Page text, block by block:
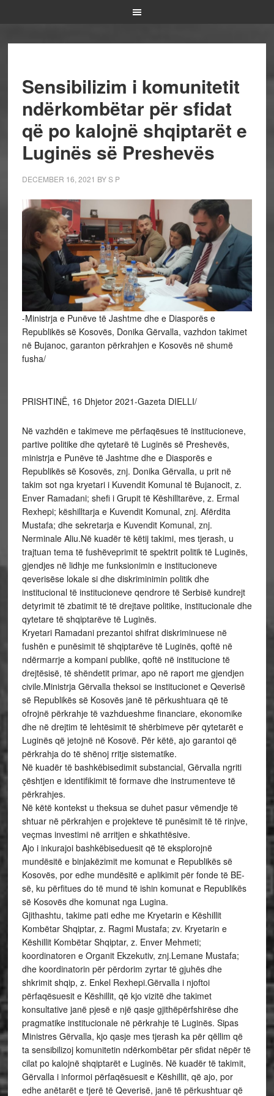
Sensibilizim i komunitetit
ndërkombëtar për sfidat
që po kalojnë shqiptarët e
Luginës së Preshevës
DECEMBER 16, 2021 BYS P
-Ministrja e Punëve të Jashtme dhe e Diasporës e
Republikës së Kosovës, Donika Gërvalla, vazhdon takimet
në Bujanoc, garanton përkrahjen e Kosovës në shumë
fusha/
PRISHTINË, 16 Dhjetor 2021-Gazeta DIELLI/
Në vazhdën e takimeve me përfaqësues të institucioneve,
partive politike dhe qytetarë të Luginës së Preshevës,
ministrja e Punëve të Jashtme dhe e Diasporës e
Republikës së Kosovës, znj. Donika Gërvalla, u prit në
takim sot nga kryetari i Kuvendit Komunal të Bujanocit, z.
Enver Ramadani; shefi i Grupit të Këshilltarëve, z. Ermal
Rexhepi; këshilltarja e Kuvendit Komunal, znj. Afërdita
Mustafa; dhe sekretarja e Kuvendit Komunal, znj.
Nerminale Aliu.Në kuadër të këtij takimi, mes tjerash, u
trajtuan tema të fushëveprimit të spektrit politik të Luginës,
gjendjes në lidhje me funksionimin e institucioneve
qeverisëse lokale si dhe diskriminimin politik dhe
institucional të institucioneve qendrore të Serbisë kundrejt
detyrimit të zbatimit të të drejtave politike, institucionale dhe
qytetare të shqiptarëve të Luginës.
Kryetari Ramadani prezantoi shifrat diskriminuese në
fushën e punësimit të shqiptarëve të Luginës, qoftë në
ndërmarrje a kompani publike, qoftë në institucione të
drejtësisë, të shëndetit primar, apo në raport me gjendjen
civile.Ministrja Gërvalla theksoi se institucionet e Qeverisë
së Republikës së Kosovës janë të përkushtuara që të
ofrojnë përkrahje të vazhdueshme financiare, ekonomike
dhe në drejtim të lehtësimit të shërbimeve për qytetarët e
Luginës që jetojnë në Kosovë. Për këtë, ajo garantoi që
përkrahja do të shënoj rritje sistematike.
Në kuadër të bashkëbisedimit substancial, Gërvalla ngriti
çështjen e identifikimit të formave dhe instrumenteve të
përkrahjes.
Në këtë kontekst u theksua se duhet pasur vëmendje të
shtuar në përkrahjen e projekteve të punësimit të të rinjve,
veçmas investimi në arritjen e shkathtësive.
Ajo i inkurajoi bashkëbiseduesit që të eksplorojnë
mundësitë e binjakëzimit me komunat e Republikës së
Kosovës, por edhe mundësitë e aplikimit për fonde të BE-
së, ku përfitues do të mund të ishin komunat e Republikës
së Kosovës dhe komunat nga Lugina.
Gjithashtu, takime pati edhe me Kryetarin e Këshillit
Kombëtar Shqiptar, z. Ragmi Mustafa; zv. Kryetarin e
Këshillit Kombëtar Shqiptar, z. Enver Mehmeti;
koordinatoren e Organit Ekzekutiv, znj.Lemane Mustafa;
dhe koordinatorin për përdorim zyrtar të gjuhës dhe
shkrimit shqip, z. Enkel Rexhepi.Gërvalla i njoftoi
përfaqësuesit e Këshillit, që kjo vizitë dhe takimet
konsultative janë pjesë e një qasje gjithëpërfshirëse dhe
pragmatike institucionale në përkrahje të Luginës. Sipas
Ministres Gërvalla, kjo qasje mes tjerash ka për qëllim që
ta sensibilizoj komunitetin ndërkombëtar për sfidat nëpër të
cilat po kalojnë shqiptarët e Luginës. Në kuadër të takimit,
Gërvalla i informoi përfaqësuesit e Këshillit, që ajo, por
edhe anëtarët e tjerë të Qeverisë, janë të përkushtuar që